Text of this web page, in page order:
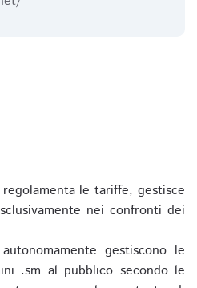
le tariffe, gestisce
nei confronti dei
gestiscono le
.sm al pubblico secondo le